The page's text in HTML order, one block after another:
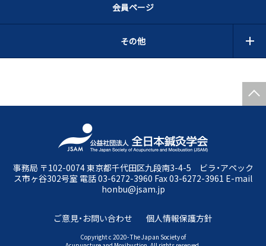
会員ページ
その他
ご意見・お問い合わせ 個人情報保護方針
Copyright c 2020- The Japan Society of
事務局 〒102-0074 東京都千代田区九段南3-4-5 ビラ・アペック
ス市ヶ谷302号室 電話 03-6272-3960 Fax 03-6272-3961 E-mail
honbu@jsam.jp